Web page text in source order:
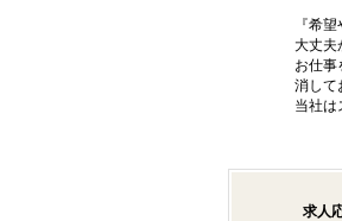
『希
大丈夫
お仕事
消して
当社は
求人